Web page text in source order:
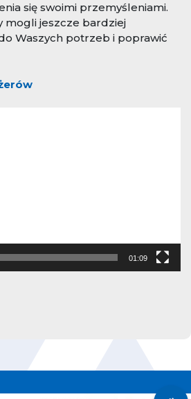
się swoimi przemyśleniami.
mogli jeszcze bardziej
Waszych potrzeb i poprawić
01:09